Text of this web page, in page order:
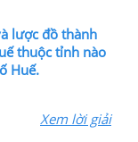
lược đồ thành
thuộc tỉnh nào
Huế.
Xem lời giải